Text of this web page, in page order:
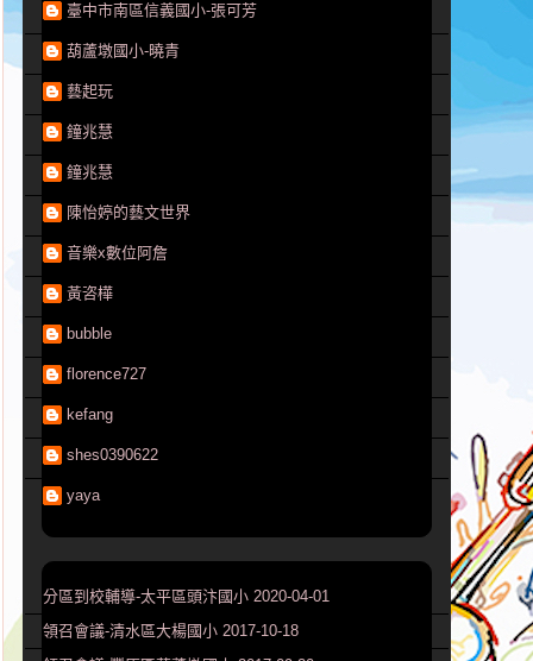
臺中市南區信義國小-張可芳
葫蘆墩國小-曉青
藝起玩
鐘兆慧
鐘兆慧
陳怡婷的藝文世界
音樂x數位阿詹
黃咨樺
bubble
florence727
kefang
shes0390622
yaya
分區到校輔導-太平區頭汴國小 2020-04-01
領召會議-清水區大楊國小 2017-10-18